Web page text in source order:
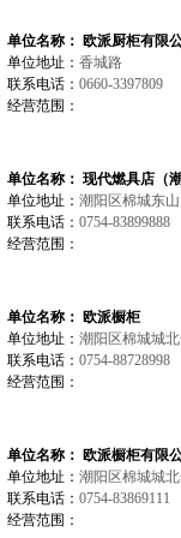
单位名称： 欧派厨柜有限
单位地址： 香城路
联系电话： 0660-3397809
经营范围：
单位名称： 现代燃具店（潮
单位地址： 潮阳区棉城东
联系电话： 0754-83899888
经营范围：
单位名称： 欧派橱柜
单位地址： 潮阳区棉城城
联系电话： 0754-88728998
经营范围：
单位名称： 欧派橱柜有限
单位地址： 潮阳区棉城城
联系电话： 0754-83869111
经营范围：